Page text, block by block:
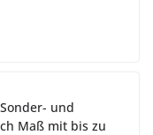
und
Maß mit bis zu